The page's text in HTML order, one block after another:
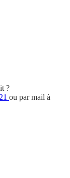
?
ou par mail à